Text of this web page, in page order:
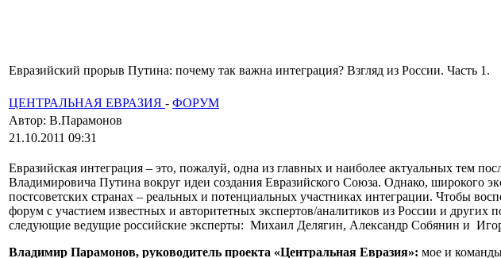
Евразийский прорыв Путина: почему так важна интеграция? Взгляд из России. Часть 1.
ЦЕНТРАЛЬНАЯ ЕВРАЗИЯ - ФОРУМ
Автор: В.Парамонов
21.10.2011 09:31
Евразийская интеграция – это, пожалуй, одна из главных и наиболее актуальных тем
Владимировича Путина вокруг идеи создания Евразийского Союза. Однако, широкого
постсоветских странах – реальных и потенциальных участниках интеграции. Чтобы
форум с участием известных и авторитетных экспертов/аналитиков из России и
следующие ведущие российские эксперты: Михаил Делягин, Александр Собянин и
Владимир Парамонов, руководитель проекта «Центральная Евразия»: мое и